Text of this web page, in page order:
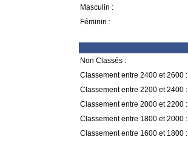
Masculin :
Féminin :
Non Classés :
Classement entre 2400 et 2600 :
Classement entre 2200 et 2400 :
Classement entre 2000 et 2200 :
Classement entre 1800 et 2000 :
Classement entre 1600 et 1800 :